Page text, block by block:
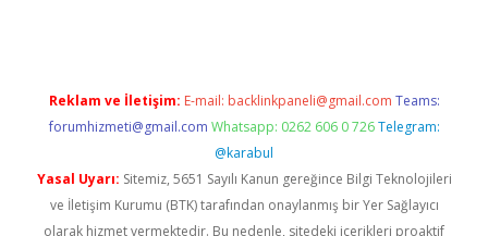
Reklam ve İletişim: E-mail: backlinkpaneli@gmail.com Teams:
forumhizmeti@gmail.com Whatsapp: 0262 606 0 726 Telegram:
@karabul
Yasal Uyarı: Sitemiz, 5651 Sayılı Kanun gereğince Bilgi Teknolojileri
ve İletişim Kurumu (BTK) tarafından onaylanmış bir Yer Sağlayıcı
olarak hizmet vermektedir. Bu nedenle, sitedeki içerikleri proaktif